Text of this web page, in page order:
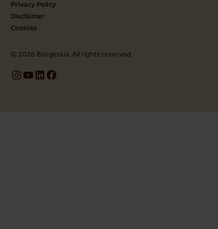
© 2026 Borgesius. All rights reserved.
Privacy Policy
Disclaimer
Cookies